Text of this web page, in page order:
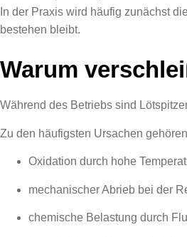
In der Praxis wird häufig zunächst
bestehen bleibt.
Warum
Während des Betriebs sind
Zu den häufigsten Ursachen
Oxidation durch hohe
mechanischer Abrieb bei der
chemische Belastung durch